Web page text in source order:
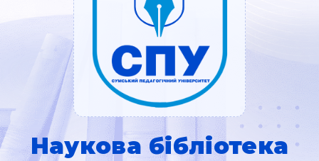
Наукова бібліотека